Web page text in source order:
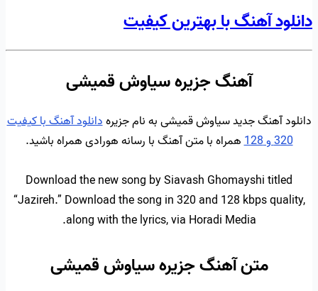
دانلود آهنگ با بهترین کیفیت
آهنگ جزیره سیاوش قمیشی
دانلود آهنگ جدید سیاوش قمیشی به نام جزیرهدانلود آهنگ با کیفیت
320 و 128
همراه با متن آهنگ با رسانه هورادی همراه باشید.
Download the new song by Siavash Ghomayshi titled
“Jazireh.” Download the song in 320 and 128 kbps quality,
along with the lyrics, via Horadi Media.
متن آهنگ جزیره سیاوش قمیشی